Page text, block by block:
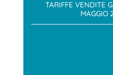
TARIFFE VENDITE
MAGGIO